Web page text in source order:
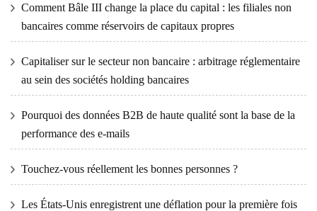
Comment Bâle III change la place du capital : les filiales non
bancaires comme réservoirs de capitaux propres
Capitaliser sur le secteur non bancaire : arbitrage réglementaire
au sein des sociétés holding bancaires
Pourquoi des données B2B de haute qualité sont la base de la
performance des e-mails
Touchez-vous réellement les bonnes personnes ?
Les États-Unis enregistrent une déflation pour la première fois